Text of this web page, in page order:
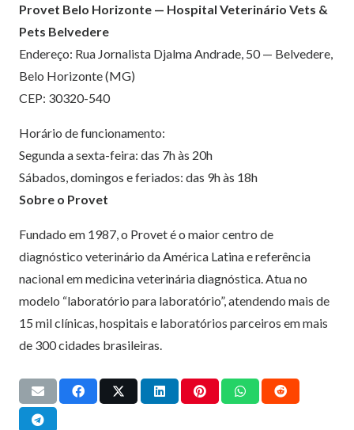
Provet Belo Horizonte — Hospital Veterinário Vets &
Pets Belvedere
Endereço: Rua Jornalista Djalma Andrade, 50 — Belvedere,
Belo Horizonte (MG)
CEP: 30320-540
Horário de funcionamento:
Segunda a sexta-feira: das 7h às 20h
Sábados, domingos e feriados: das 9h às 18h
Sobre o Provet
Fundado em 1987, o Provet é o maior centro de
diagnóstico veterinário da América Latina e referência
nacional em medicina veterinária diagnóstica. Atua no
modelo “laboratório para laboratório”, atendendo mais de
15 mil clínicas, hospitais e laboratórios parceiros em mais
de 300 cidades brasileiras.